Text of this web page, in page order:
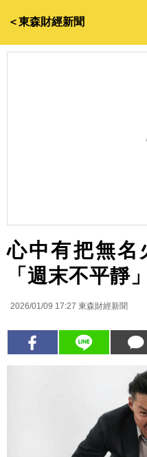
＜東森財經新聞
心中有把無名
「週末不平靜
2026/01/09 17:27 東森財經新聞